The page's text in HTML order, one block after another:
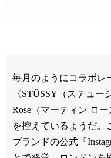
毎月のようにコラボレ
〈STÜSSY（ステュ
Rose（マーティン ロ
を控えているようだ。
ブランドの公式『